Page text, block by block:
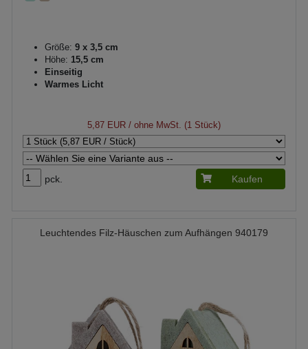
Größe: 9 x 3,5 cm
Höhe: 15,5 cm
Einseitig
Warmes Licht
5,87 EUR / ohne MwSt. (1 Stück)
pck. Kaufen
Leuchtendes Filz-Häuschen zum Aufhängen 940179